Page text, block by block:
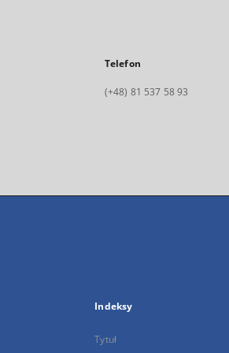
Telefon
(+48) 81 537 58 93
Indeksy
Tytuł